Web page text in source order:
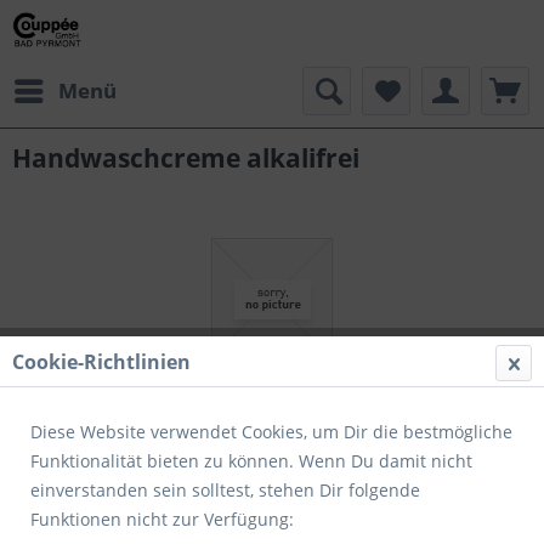
Menü
Handwaschcreme alkalifrei
54,95 € *
Cookie-Richtlinien
Diese Website verwendet Cookies, um Dir die bestmögliche
Funktionalität bieten zu können. Wenn Du damit nicht
einverstanden sein solltest, stehen Dir folgende
Funktionen nicht zur Verfügung: